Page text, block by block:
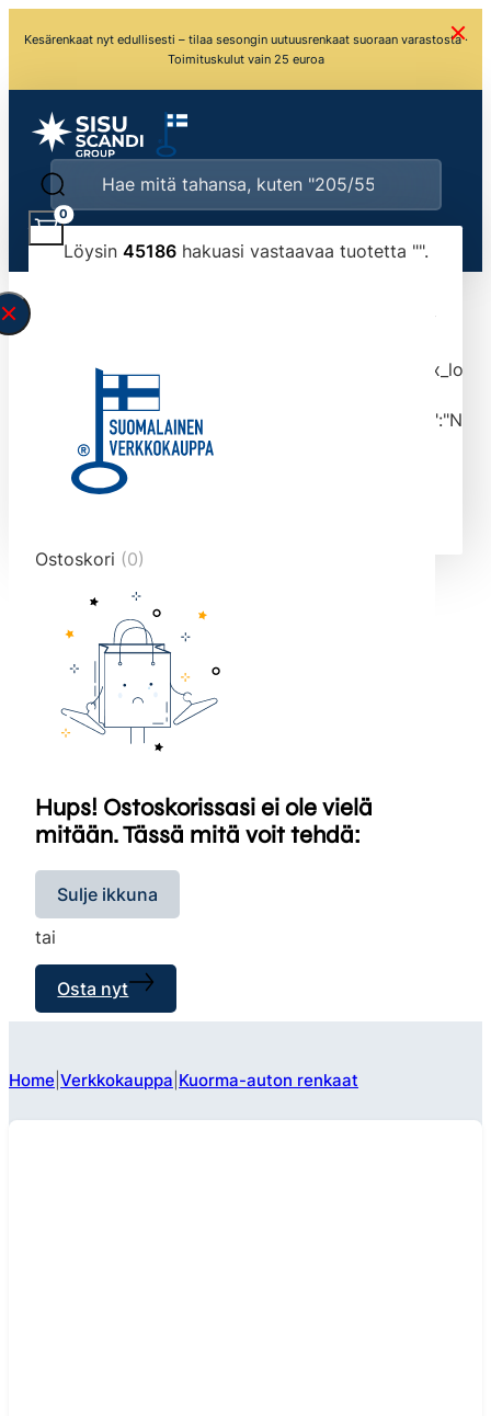
Kesärenkaat nyt edullisesti – tilaa sesongin uutuusrenkaat suoraan varastosta ·
Toimituskulut vain 25 euroa
Löysin 45186hakuasi vastaavaa tuotetta "".
typed the search query correctly.<br>Currently
tmlmvi","meta_query":
data-original-query-vars="[]" data-page="1"
data-max-pages="4519" data-start="1" data-
end="10">
0
Ostoskori (0)
Hups! Ostoskorissasi ei ole vielä
mitään. Tässä mitä voit tehdä:
Sulje ikkuna
tai
Osta nyt
Home Verkkokauppa Kuorma-auton renkaat